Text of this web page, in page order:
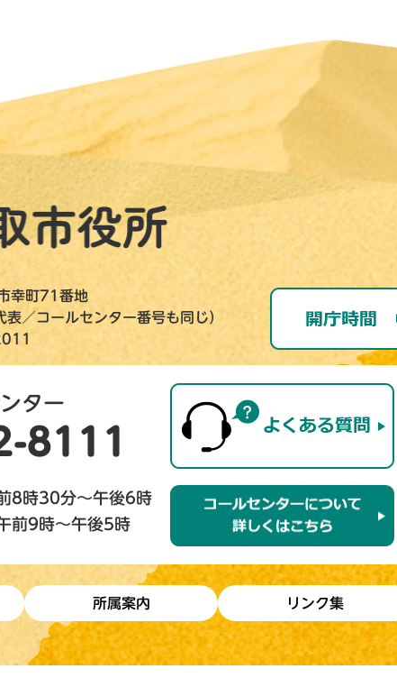
幸町71番地
コールセンター番号も同じ）
ター
8111
8時30分～午後6時
前9時～午後5時
所属案内 リンク集